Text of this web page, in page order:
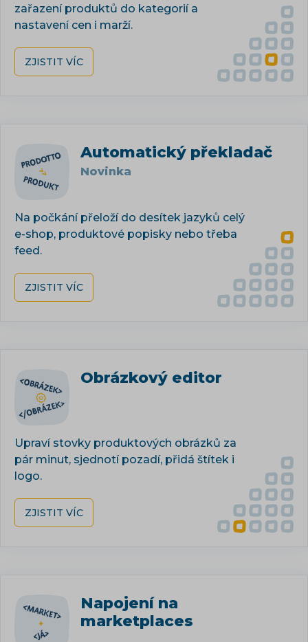
zařazení produktů do kategorií a
nastavení cen i marží.
ZJISTIT VÍC
Automatický překladač
Novinka
Na počkání přeloží do desítek jazyků celý
e-shop, produktové popisky nebo třeba
feed.
ZJISTIT VÍC
Obrázkový editor
Upraví stovky produktových obrázků za
pár minut, sjednotí pozadí, přidá štítek i
logo.
ZJISTIT VÍC
Napojení na
marketplaces